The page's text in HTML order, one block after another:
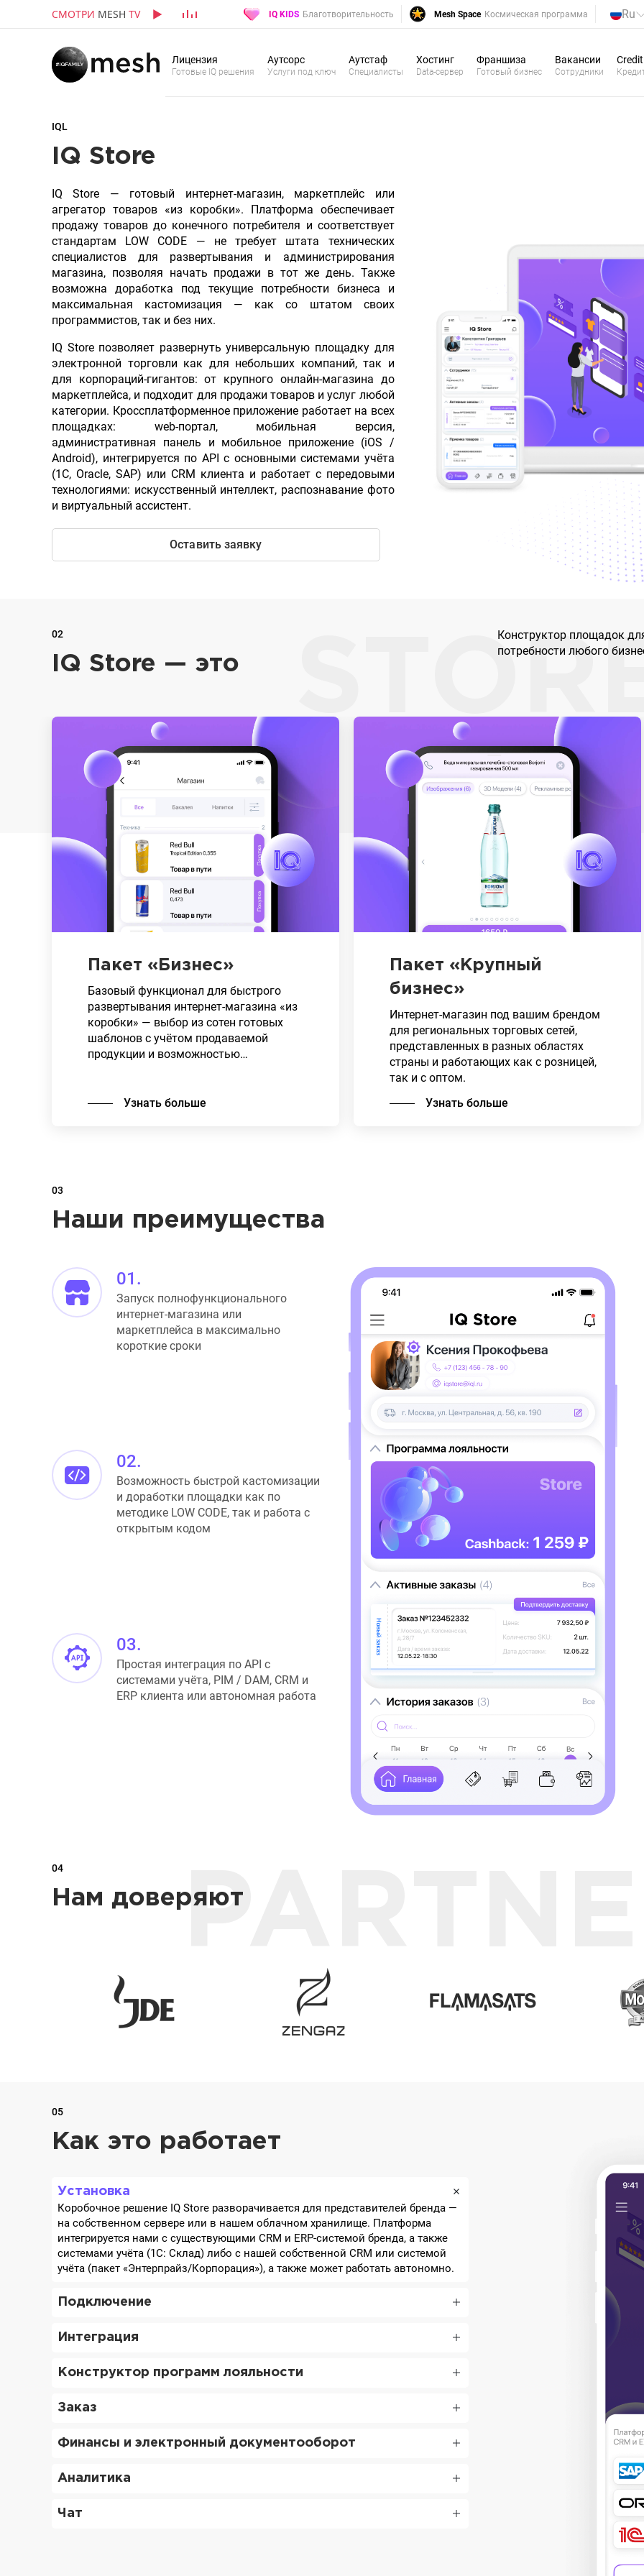
СМОТРИ MESH TV IQ KIDS Благотворительность Mesh Space Космическая программа Ru
Лицензия
Готовые IQ решения
Аутсорс
Услуги под ключ
Аутстаф
Специалисты
Хостинг
Data-сервер
Франшиза
Готовый бизнес
Вакансии
Сотрудники
IQL
IQ Store
IQ Store — готовый интернет-магазин, маркетплейс или
агрегатор товаров «из коробки». Платформа обеспечивает
продажу товаров до конечного потребителя и соответствует
стандартам LOW CODE — не требует штата технических
специалистов для развертывания и администрирования
магазина, позволяя начать продажи в тот же день. Также
возможна доработка под текущие потребности бизнеса и
максимальная кастомизация — как со штатом своих
программистов, так и без них.
IQ Store позволяет развернуть универсальную площадку для
электронной торговли как для небольших компаний, так и
для корпораций-гигантов: от крупного онлайн-магазина до
маркетплейса, и подходит для продажи товаров и услуг любой
категории. Кроссплатформенное приложение работает на всех
площадках: web-портал, мобильная версия,
административная панель и мобильное приложение (iOS /
Android), интегрируется по API с основными системами учёта
(1C, Oracle, SAP) или CRM клиента и работает с передовыми
технологиями: искусственный интеллект, распознавание фото
и виртуальный ассистент.
Оставить заявку
02
IQ Store — это
Конструктор площадок
потребности любого
Пакет «Бизнес»
Базовый функционал для быстрого
развертывания интернет-магазина «из
коробки» — выбор из сотен готовых
шаблонов с учётом продаваемой
продукции и возможностью
торговли в онлайн: импорт каталога
Узнать больше
Пакет «Крупный
бизнес»
Интернет-магазин под вашим брендом
для региональных торговых сетей,
представленных в разных областях
страны и работающих как с розницей,
так и с оптом.
Возможность учесть географическую
настройку личных кабинетов и
иерархию должностей.
Узнать больше
03
Наши преимущества
01.
Запуск полнофункционального
интернет-магазина или
маркетплейса в максимально
короткие сроки
02.
Возможность быстрой кастомизации
и доработки площадки как по
методике LOW CODE, так и работа с
открытым кодом
03.
Простая интеграция по API с
системами учёта, PIM / DAM, CRM и
ERP клиента или автономная работа
04
Нам доверяют
05
Как это работает
Установка
Коробочное решение IQ Store разворачивается для представителей бренда —
на собственном сервере или в нашем облачном хранилище. Платформа
интегрируется нами с существующими CRM и ERP-системой бренда, а также
системами учёта (1C: Склад) либо с нашей собственной CRM или системой
учёта (пакет «Энтерпрайз/Корпорация»), а также может работать автономно.
Подключение
Интеграция
Конструктор программ лояльности
Заказ
Финансы и электронный документооборот
Аналитика
Чат